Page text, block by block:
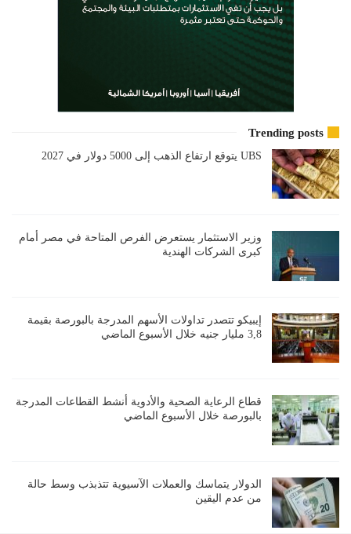
Trending posts
UBS يتوقع ارتفاع الذهب إلى 5000 دولار في 2027
وزير الاستثمار يستعرض الفرص المتاحة في مصر أمام
كبرى الشركات الهندية
إيبيكو تتصدر تداولات الأسهم المدرجة بالبورصة بقيمة
3,8 مليار جنيه خلال الأسبوع الماضي
قطاع الرعاية الصحية والأدوية أنشط القطاعات المدرجة
بالبورصة خلال الأسبوع الماضي
الدولار يتماسك والعملات الآسيوية تتذبذب وسط حالة
من عدم اليقين